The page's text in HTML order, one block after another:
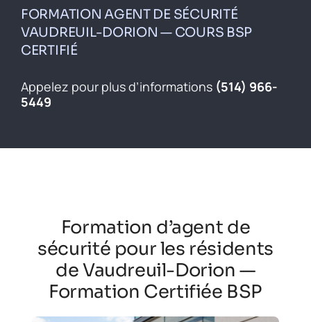
Contact
FORMATION AGENT DE SÉCURITÉ
VAUDREUIL-DORION — COURS BSP
CERTIFIÉ
Appelez pour plus d’informations (514) 966-
5449
Formation d’agent de
sécurité pour les résidents
de Vaudreuil-Dorion —
Formation Certifiée BSP